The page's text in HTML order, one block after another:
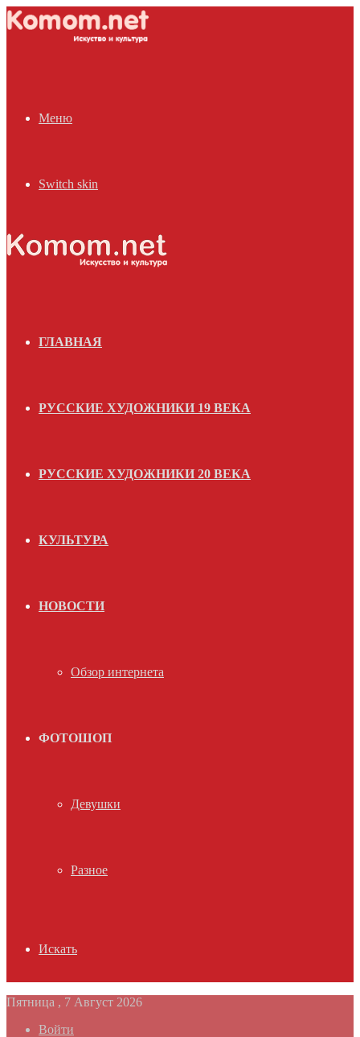
Меню
Switch skin
ГЛАВНАЯ
РУССКИЕ ХУДОЖНИКИ 19 ВЕКА
РУССКИЕ ХУДОЖНИКИ 20 ВЕКА
КУЛЬТУРА
НОВОСТИ
Обзор интернета
ФОТОШОП
Девушки
Разное
Искать
Пятница , 7 Август 2026
Войти